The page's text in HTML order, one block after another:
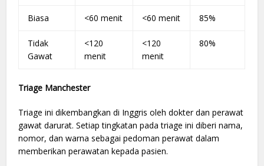
Biasa <60 menit <60 menit 85%
Tidak
Gawat
<120
menit
<120
menit
80%
Triage Manchester
Triage ini dikembangkan di Inggris oleh dokter dan perawat
gawat darurat. Setiap tingkatan pada triage ini diberi nama,
nomor, dan warna sebagai pedoman perawat dalam
memberikan perawatan kepada pasien.